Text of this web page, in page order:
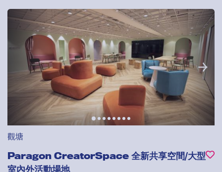
觀塘
Paragon CreatorSpace 全新共享空間/大型
室內外活動場地